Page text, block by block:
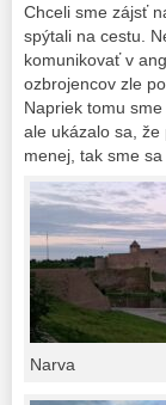
Chceli sme zájsť
spýtali na cestu.
komunikovať v
ozbrojencov zle
Napriek tomu
ale ukázalo sa,
menej, tak sme sa
Narva